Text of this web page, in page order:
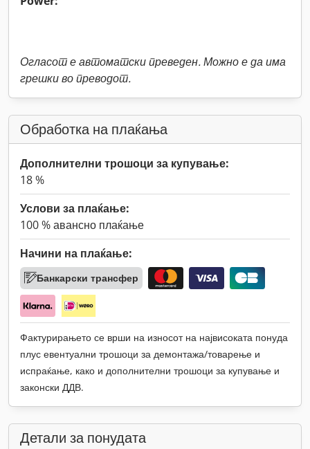
Огласот е автоматски преведен. Можно е да има
грешки во преводот.
Обработка на плаќања
Дополнителни трошоци за купување:
18 %
Услови за плаќање:
100 % авансно плаќање
Начини на плаќање:
Банкарски трансфер
Фактурирањето се врши на износот на највисоката понуда
плус евентуални трошоци за демонтажа/товарење и
испраќање, како и дополнителни трошоци за купување и
законски ДДВ.
Детали за понудата